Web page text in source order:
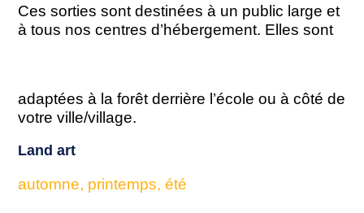
Ces sorties sont destinées à un public large et
à tous nos centres d’hébergement. Elles sont
adaptées à la forêt derrière l’école ou à côté de
votre ville/village.
Land art
automne, printemps, été